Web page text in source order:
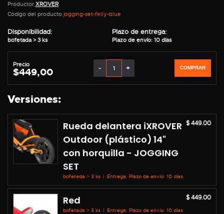
Productor XROVER
Código del producto jogging-set-felly-blue
Disponibilidad:
bofetada > 3 ks
Plazo de entrega:
Plazo de envío: 10 días
Precio
$449,00 - + COMPRAR
Versiones:
Rueda delantera iXROVER
Outdoor (plástico) 14"
con horquilla - JOGGING
SET
bofetada > 3 ks | Entrega: Plazo de envío: 10 días
$ 449.00
Red
bofetada > 3 ks | Entrega: Plazo de envío: 10 días
$ 449.00